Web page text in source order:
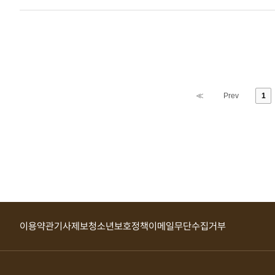
파종 전에
≪ Prev 1
이용약관기사제보청소년보호정책이메일무단수집거부